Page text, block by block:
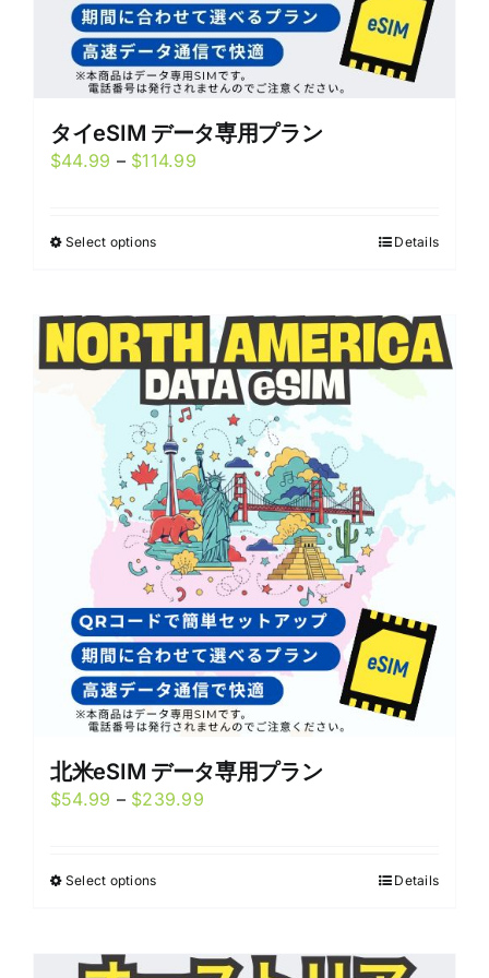
タイeSIM データ専用プラン
$44.99 – $114.99Price
Select optionsThis
multiple
variants.
The
options
may
be
chosen
on
the
product
page
Details
北米eSIM データ専用プラン
$54.99 – $239.99Price
Select optionsThis
multiple
Details